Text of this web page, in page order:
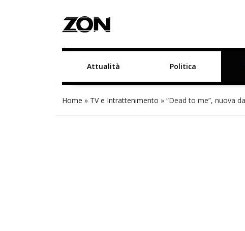
Attualità Politica
Home » TV e Intrattenimento » “Dead to me”, nuova